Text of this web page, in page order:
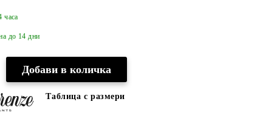
часа
до 14 дни
Таблица с размери